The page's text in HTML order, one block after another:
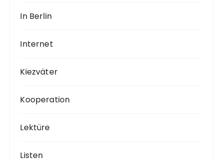
In Berlin
Internet
Kiezväter
Kooperation
Lektüre
Listen